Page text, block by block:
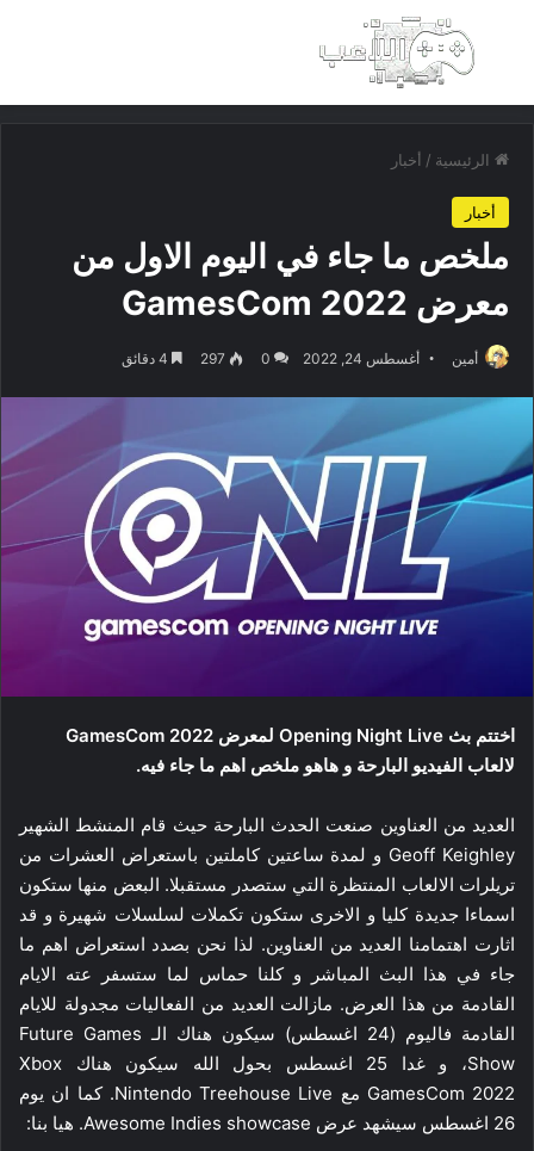
بحث عن
الرئيسية / أخبار
أخبار
ملخص ما جاء في اليوم الاول من
معرض GamesCom 2022
أمين أغسطس 24, 2022 0
297
اختتم بث Opening Night Live لمعرض GamesCom 2022
لالعاب الفيديو البارحة و هاهو ملخص اهم ما جاء فيه.
العديد من العناوين صنعت الحدث البارحة حيث قام المنشط الشهير
Geoff Keighley و لمدة ساعتين كاملتين باستعراض العشرات من
تريلرات الالعاب المنتظرة التي ستصدر مستقبلا. البعض منها ستكون
اسماءا جديدة كليا و الاخرى ستكون تكملات لسلسلات شهيرة و قد
اثارت اهتمامنا العديد من العناوين. لذا نحن بصدد استعراض اهم ما
جاء في هذا البث المباشر و كلنا حماس لما ستسفر عته الايام
القادمة من هذا العرض. مازالت العديد من الفعاليات مجدولة للايام
القادمة فاليوم (24 اغسطس) سيكون هناك الـ Future Games
Show، و غدا 25 اغسطس بحول الله سيكون هناك Xbox
GamesCom 2022 مع Nintendo Treehouse Live. كما ان يوم
26 اغسطس سيشهد عرض Awesome Indies showcase. هيا بنا: